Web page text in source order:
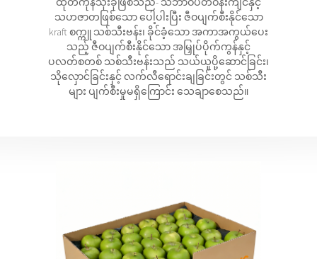
သဟဇာတဖြစ်သော ပေါ့ပါးပြီး ဇီဝပျက်စီးနိုင်သော
kraft စက္ကူ သစ်သီးဗန်း၊ ခိုင်ခံ့သော အကာအကွယ်ပေး
သည့် ဇီဝပျက်စီးနိုင်သော အမြှုပ်ပိုက်ကွန်နှင့်
ပလတ်စတစ် သစ်သီးဗန်းသည် သယ်ယူပို့ဆောင်ခြင်း၊
သိုလှောင်ခြင်းနှင့် လက်လီရောင်းချခြင်းတွင် သစ်သီး
များ ပျက်စီးမှုမရှိကြောင်း သေချာစေသည်။